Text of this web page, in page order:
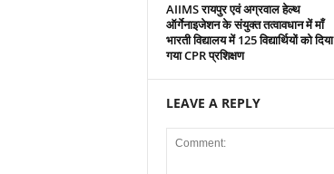
AIIMS रायपुर एवं अग्रवाल हेल्थ
ऑर्गेनाइजेशन के संयुक्त तत्वावधान में माँ
भारती विद्यालय में 125 विद्यार्थियों को दिया
गया CPR प्रशिक्षण
LEAVE A REPLY